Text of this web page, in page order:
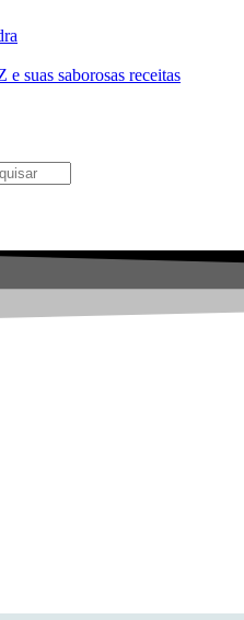
suas saborosas receitas